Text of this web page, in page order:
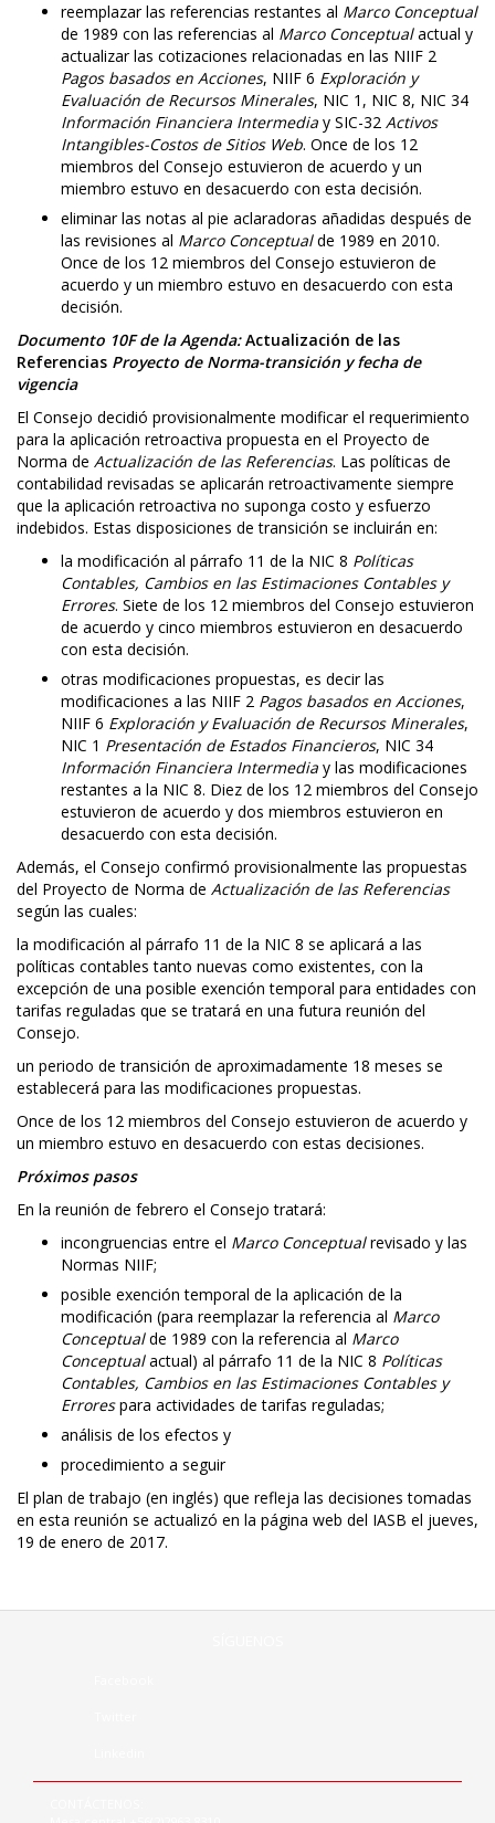
reemplazar las referencias restantes al Marco Conceptual
de 1989 con las referencias al Marco Conceptualactual y
actualizar las cotizaciones relacionadas en las NIIF 2
Pagos basados en Acciones, NIIF 6 Exploración y
Evaluación de Recursos Minerales, NIC 1, NIC 8, NIC 34
Información Financiera Intermedia y SIC-32 Activos
Intangibles-Costos de Sitios Web. Once de los 12
miembros del Consejo estuvieron de acuerdo y un
miembro estuvo en desacuerdo con esta decisión.
eliminar las notas al pie aclaradoras añadidas después de
las revisiones al Marco Conceptualde 1989 en 2010.
Once de los 12 miembros del Consejo estuvieron de
acuerdo y un miembro estuvo en desacuerdo con esta
decisión.
Documento 10F de la Agenda: Actualización de las
Referencias Proyecto de Norma-transición y fecha de
vigencia
El Consejo decidió provisionalmente modificar el requerimiento
para la aplicación retroactiva propuesta en el Proyecto de
Norma de Actualización de las Referencias. Las políticas de
contabilidad revisadas se aplicarán retroactivamente siempre
que la aplicación retroactiva no suponga costo y esfuerzo
indebidos. Estas disposiciones de transición se incluirán en:
la modificación al párrafo 11 de la NIC 8 Políticas
Contables, Cambios en las Estimaciones Contables y
Errores. Siete de los 12 miembros del Consejo estuvieron
de acuerdo y cinco miembros estuvieron en desacuerdo
con esta decisión.
otras modificaciones propuestas, es decir las
modificaciones a las NIIF 2 Pagos basados en Acciones,
NIIF 6 Exploración y Evaluación de Recursos Minerales,
NIC 1 Presentación de Estados Financieros, NIC 34
Información Financiera Intermedia y las modificaciones
restantes a la NIC 8. Diez de los 12 miembros del Consejo
estuvieron de acuerdo y dos miembros estuvieron en
desacuerdo con esta decisión.
Además, el Consejo confirmó provisionalmente las propuestas
del Proyecto de Norma de Actualización de las Referencias
según las cuales:
la modificación al párrafo 11 de la NIC 8 se aplicará a las
políticas contables tanto nuevas como existentes, con la
excepción de una posible exención temporal para entidades con
tarifas reguladas que se tratará en una futura reunión del
Consejo.
un periodo de transición de aproximadamente 18 meses se
establecerá para las modificaciones propuestas.
Once de los 12 miembros del Consejo estuvieron de acuerdo y
un miembro estuvo en desacuerdo con estas decisiones.
Próximos pasos
En la reunión de febrero el Consejo tratará:
incongruencias entre el Marco Conceptualrevisado y las
Normas NIIF;
posible exención temporal de la aplicación de la
modificación (para reemplazar la referencia al Marco
Conceptualde 1989 con la referencia al Marco
Conceptualactual) al párrafo 11 de la NIC 8 Políticas
Contables, Cambios en las Estimaciones Contables y
Errorespara actividades de tarifas reguladas;
análisis de los efectos y
procedimiento a seguir
El plan de trabajo (en inglés) que refleja las decisiones tomadas
en esta reunión se actualizó en la página web del IASB el jueves,
19 de enero de 2017.